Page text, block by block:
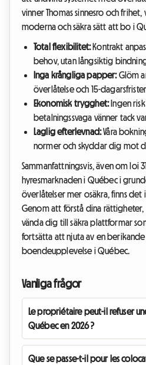
vinner Thomas sinnesro och
moderna och säkra sätt att bo i
Total flexibilitet:Kontrakt
behov, utan långsiktig
Inga krångliga papper:Glöm
överlåtelse och 15-
Ekonomisk trygghet:Ingen
betalningssvaga vänner tack
Laglig efterlevnad:Våra
normer och skyddar dig mot
Sammanfattningsvis, även om loi
hyresmarknaden i Québec i
överlåtelser mer osäkra, finns
Genom att förstå dina rättigheter,
vända dig till säkra plattformar
fortsätta att njuta av en berikande
boendeupplevelse i Québec.
Vanliga frågor
Le propriétaire peut-il refuser
Québec en 2026 ?
Que se passe-t-il pour les